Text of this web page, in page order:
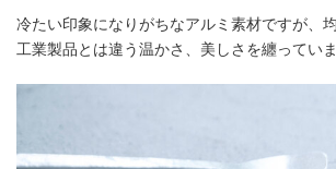
冷たい印象になりがちなアルミ素材ですが、
工業製品とは違う温かさ、美しさを纏っていま